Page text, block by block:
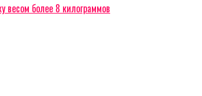
весом более 8 килограммов